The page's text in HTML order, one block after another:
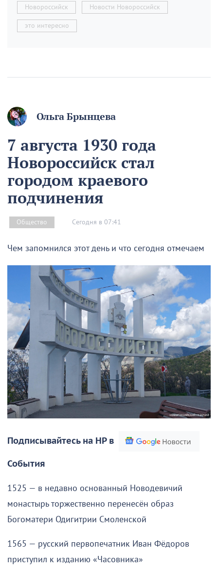
Новороссийск Новости Новороссийск
это интересно
Ольга Брынцева
7 августа 1930 года
Новороссийск стал
городом краевого
подчинения
Общество Сегодня в 07:41
Чем запомнился этот день и что сегодня отмечаем
Подписывайтесь на НР в
События
1525 — в недавно основанный Новодевичий
монастырь торжественно перенесён образ
Богоматери Одигитрии Смоленской
1565 — русский первопечатник Иван Фёдоров
приступил к изданию «Часовника»